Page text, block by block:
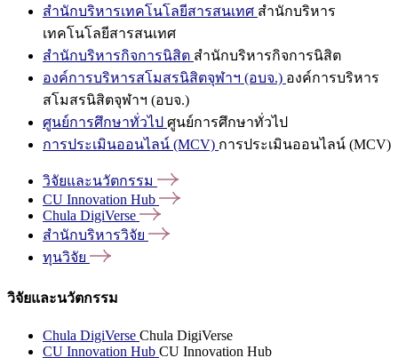
สำนักบริหารเทคโนโลยีสารสนเทศ สำนักบริหาร
เทคโนโลยีสารสนเทศ
สำนักบริหารกิจการนิสิต สำนักบริหารกิจการนิสิต
องค์การบริหารสโมสรนิสิตจุฬาฯ (อบจ.) องค์การบริหาร
สโมสรนิสิตจุฬาฯ (อบจ.)
ศูนย์การศึกษาทั่วไป ศูนย์การศึกษาทั่วไป
การประเมินออนไลน์ (MCV) การประเมินออนไลน์ (MCV)
วิจัยและนวัตกรรม
CU Innovation Hub
Chula DigiVerse
สำนักบริหารวิจัย
ทุนวิจัย
วิจัยและนวัตกรรม
Chula DigiVerse Chula DigiVerse
CU Innovation Hub CU Innovation Hub